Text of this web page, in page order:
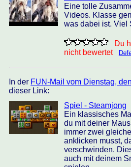
Eine tolle
Videos. Klasse
was dabei ist. Viel
Du
nicht bewertet
In der FUN-Mail vom Dienstag,
dieser Link:
Spiel - Steamjong
Ein klassisches
du mit deiner
immer zwei
anklicken musst,
verschwinden.
auch mit deinem